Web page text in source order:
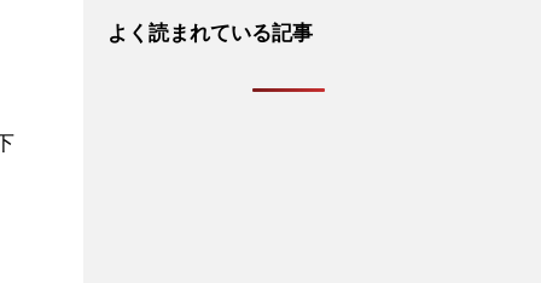
よく読まれている記事